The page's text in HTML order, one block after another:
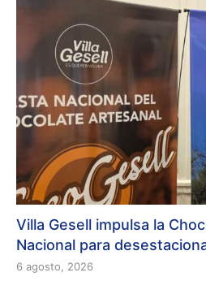
Villa Gesell impulsa la
Nacional para
6 agosto, 2026